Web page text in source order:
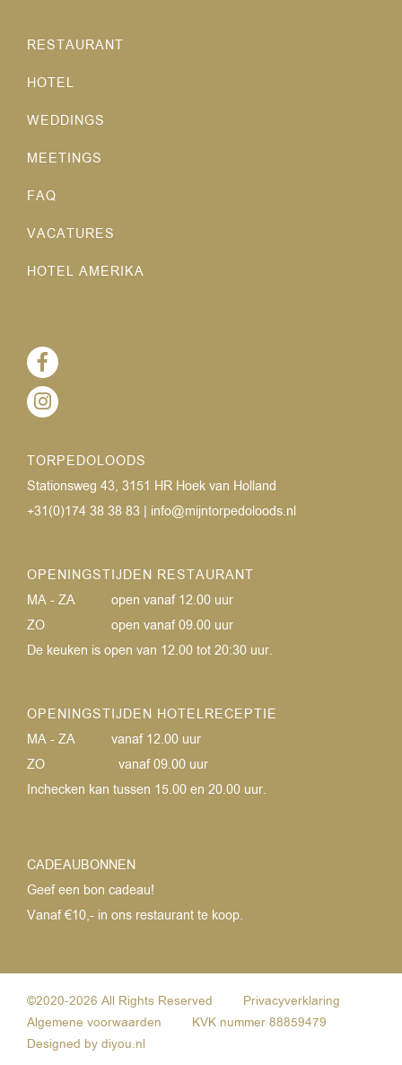
RESTAURANT
HOTEL
WEDDINGS
MEETINGS
FAQ
VACATURES
HOTEL AMERIKA
TORPEDOLOODS
Stationsweg 43, 3151 HR Hoek van Holland
+31(0)174 38 38 83 | info@mijntorpedoloods.nl
OPENINGSTIJDEN RESTAURANT
MA - ZA
open vanaf 12.00 uur
ZO
open vanaf 09.00 uur
De keuken is open van 12.00 tot 20:30 uur.
OPENINGSTIJDEN HOTELRECEPTIE
MA - ZA
vanaf 12.00 uur
ZO
vanaf 09.00 uur
Inchecken kan tussen 15.00 en 20.00 uur.
CADEAUBONNEN
Geef een bon cadeau!
Vanaf €10,- in ons restaurant te koop.
©2020-2026 All Rights Reserved
Privacyverklaring
Algemene voorwaarden
KVK nummer 88859479
Designed bydiyou.nl